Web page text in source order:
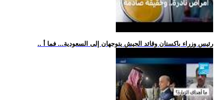
.. رئيس وزراء باكستان وقائد الجيش يتوجهان إلى السعودية... فما أ